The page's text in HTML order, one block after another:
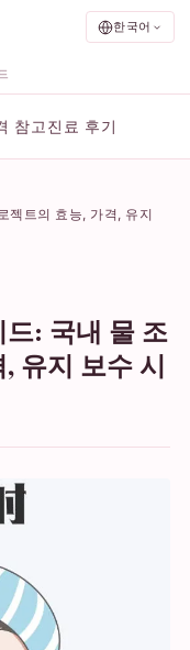
한국어
참고 진료 후기
젝트의 효능, 가격, 유지
: 국내 물 조
유지 보수 시